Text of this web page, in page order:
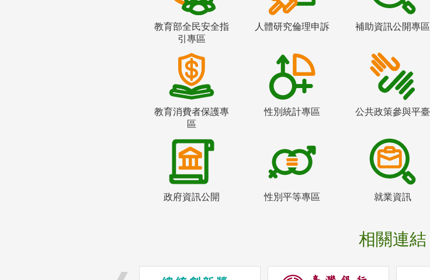
教育部全民安全指
引專區
人體研究倫理申訴 補助資訊公開專區
教育消費者保護專
區
性別統計專區 公共政策參與平臺
政府資訊公開 性別平等專區 就業資訊
相關連結